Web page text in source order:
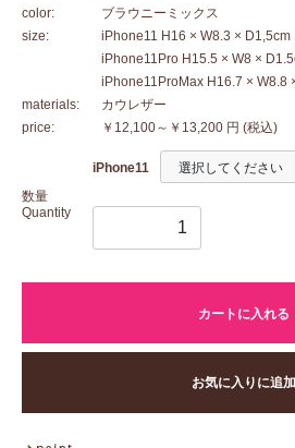
color:
ブラウニーミックス
size:
iPhone11 H16 × W8.3 × D1,5cm
iPhone11Pro H15.5 × W8 ×
iPhone11ProMax H16.7 × W8.8
materials:
カウレザー
price:
￥12,100～￥13,200 円 (税込)
数量
Quantity
iPhone11
カートに入れる
お気に入りに追加